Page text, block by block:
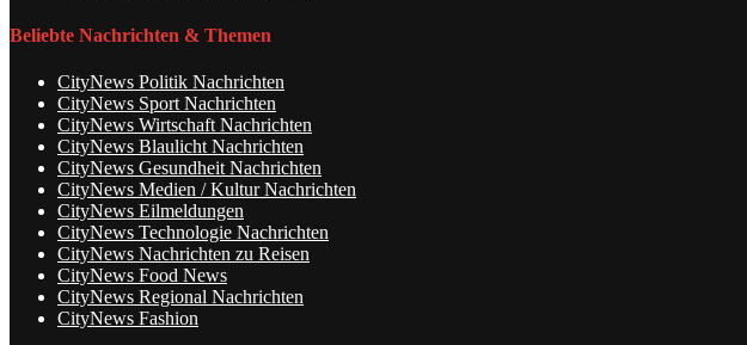
Beliebte Nachrichten & Themen
CityNews Politik Nachrichten
CityNews Sport Nachrichten
CityNews Wirtschaft Nachrichten
CityNews Blaulicht Nachrichten
CityNews Gesundheit Nachrichten
CityNews Medien / Kultur Nachrichten
CityNews Eilmeldungen
CityNews Technologie Nachrichten
CityNews Nachrichten zu Reisen
CityNews Food News
CityNews Regional Nachrichten
CityNews Fashion